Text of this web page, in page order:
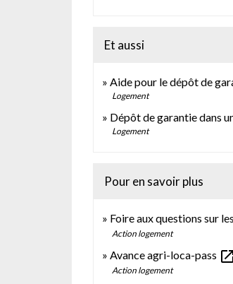
Et aussi
Aide pour le dépôt de
Logement
Dépôt de garantie dans
Logement
Pour en savoir plus
Foire aux questions sur
Action logement
Avance agri-loca-pass open_in_new
Action logement